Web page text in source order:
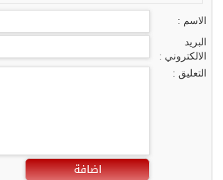
الاسم :
البريد
الالكتروني :
التعليق :
اضافة